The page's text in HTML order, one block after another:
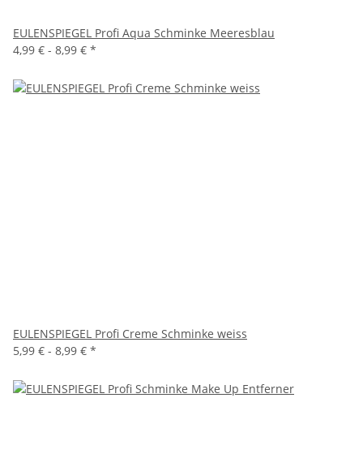
EULENSPIEGEL Profi Aqua Schminke Meeresblau
4,99 € - 8,99 € *
EULENSPIEGEL Profi Creme Schminke weiss
5,99 € - 8,99 € *